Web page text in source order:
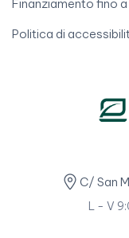
Finanziamento fino a
Politica di
C/ San
L - V